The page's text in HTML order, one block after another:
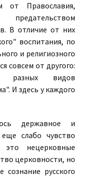
от Православия,
В отличие от них
воспитания, по
и религиозного
совсем от другого:
разных видов
И здесь у каждого
державное и
еще слабо чувство
нецерковные
церковности, но
русского